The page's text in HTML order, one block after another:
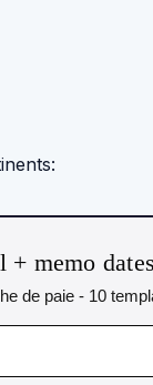
+ memo
de paie - 10